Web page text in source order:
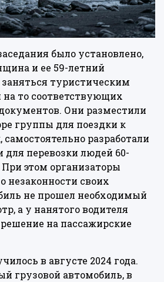
было установлено,
и ее 59-летний
туристическим
на то соответствующих
Они разместили
группы для поездки к
разработали
перевозки людей 60-
При этом организаторы
незаконности своих
не прошел необходимый
а у нанятого водителя
на пассажирские
в августе 2024 года.
грузовой автомобиль, в